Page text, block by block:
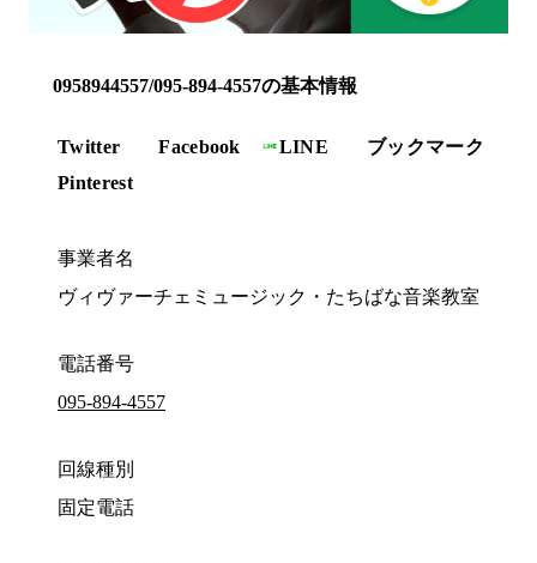
0958944557/095-894-4557の基本情報
Twitter Facebook LINE
ブックマーク
Pinterest
事業者名
ヴィヴァーチェミュージック・たちばな音楽教室
電話番号
095-894-4557
回線種別
固定電話